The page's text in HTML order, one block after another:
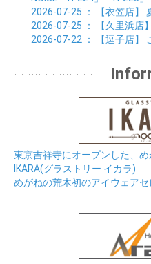
2026-07-25 ： 【衣笠店】
2026-07-25 ： 【久里浜店】
2026-07-22 ： 【逗子店】
東京吉祥寺にオープンした、
IKARA(グラストリー イカラ)
めがねの荒木初のアイウェアセ